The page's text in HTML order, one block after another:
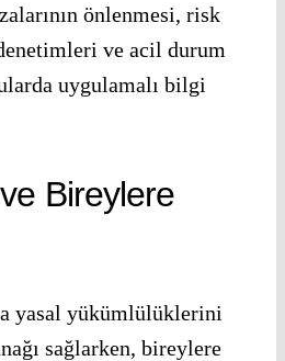
önlenmesi, risk
ve acil durum
uygulamalı bilgi
Bireylere
yasal yükümlülüklerini
sağlarken, bireylere